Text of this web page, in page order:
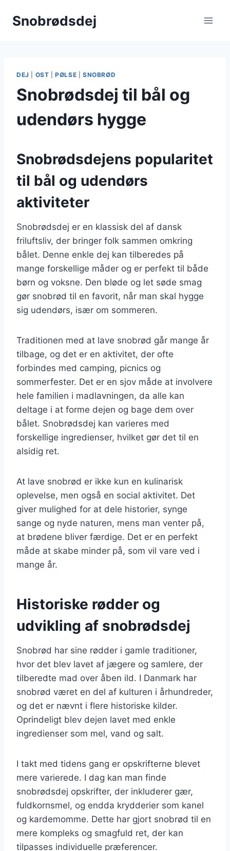
Snobrødsdej
DEJ OST |PØLSE SNOBRØD
Snobrødsdej til bål og
udendørs hygge
Snobrødsdejens popularitet
til bål og udendørs
aktiviteter
Snobrødsdej er en klassisk del af dansk
friluftsliv, der bringer folk sammen omkring
bålet. Denne enkle dej kan tilberedes på
mange forskellige måder og er perfekt til både
børn og voksne. Den bløde og let søde smag
gør snobrød til en favorit, når man skal hygge
sig udendørs, især om sommeren.
Traditionen med at lave snobrød går mange år
tilbage, og det er en aktivitet, der ofte
forbindes med camping, picnics og
sommerfester. Det er en sjov måde at involvere
hele familien i madlavningen, da alle kan
deltage i at forme dejen og bage dem over
bålet. Snobrødsdej kan varieres med
forskellige ingredienser, hvilket gør det til en
alsidig ret.
At lave snobrød er ikke kun en kulinarisk
oplevelse, men også en social aktivitet. Det
giver mulighed for at dele historier, synge
sange og nyde naturen, mens man venter på,
at brødene bliver færdige. Det er en perfekt
måde at skabe minder på, som vil vare ved i
mange år.
Historiske rødder og
udvikling af snobrødsdej
Snobrød har sine rødder i gamle traditioner,
hvor det blev lavet af jægere og samlere, der
tilberedte mad over åben ild. I Danmark har
snobrød været en del af kulturen i århundreder,
og det er nævnt i flere historiske kilder.
Oprindeligt blev dejen lavet med enkle
ingredienser som mel, vand og salt.
I takt med tidens gang er opskrifterne blevet
mere varierede. I dag kan man finde
snobrødsdej opskrifter, der inkluderer gær,
fuldkornsmel, og endda krydderier som kanel
og kardemomme. Dette har gjort snobrød til en
mere kompleks og smagfuld ret, der kan
tilpasses individuelle præferencer.